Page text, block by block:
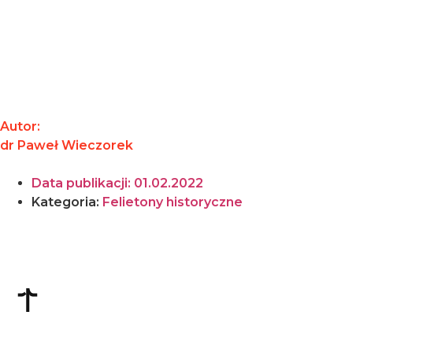
Autor:
dr Paweł Wieczorek
Data publikacji: 01.02.2022
Kategoria: Felietony historyczne